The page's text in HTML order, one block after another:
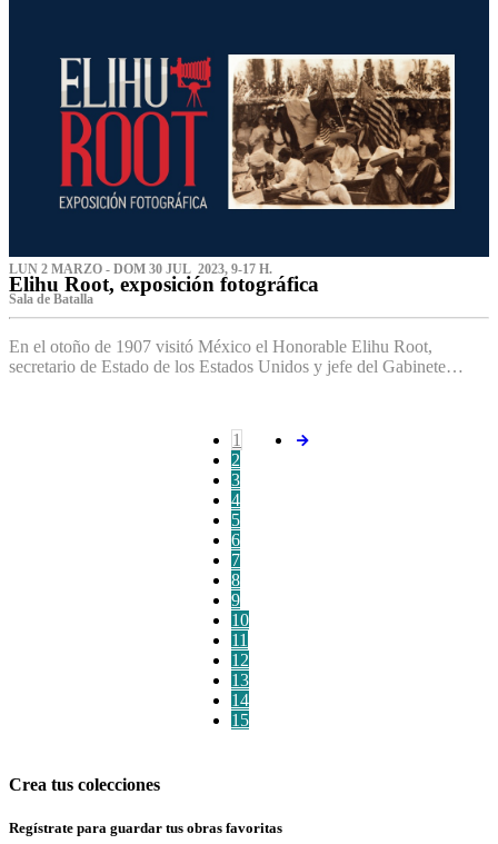
LUN 2 MARZO - DOM 30 JUL 2023, 9-17 H.
Elihu Root, exposición fotográfica
Sala de Batalla
En el otoño de 1907 visitó México el Honorable Elihu Root,
secretario de Estado de los Estados Unidos y jefe del Gabinete…
1
2
3
4
5
6
7
8
9
10
11
12
13
14
15
Crea tus colecciones
Regístrate para guardar tus obras favoritas